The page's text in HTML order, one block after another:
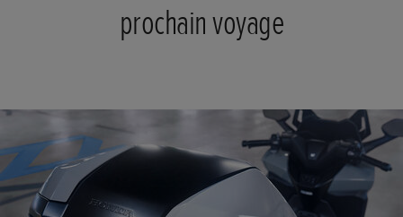
prochain voyage